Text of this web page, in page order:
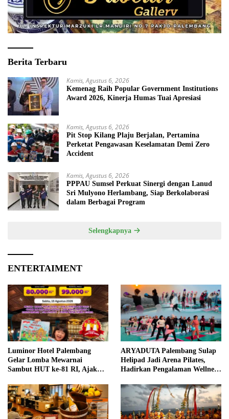
Berita Terbaru
Kamis, Agustus 6, 2026
Kemenag Raih Popular Government Institutions
Award 2026, Kinerja Humas Tuai Apresiasi
Kamis, Agustus 6, 2026
Pit Stop Kilang Plaju Berjalan, Pertamina
Perketat Pengawasan Keselamatan Demi Zero
Accident
Kamis, Agustus 6, 2026
PPPAU Sumsel Perkuat Sinergi dengan Lanud
Sri Mulyono Herlambang, Siap Berkolaborasi
dalam Berbagai Program
Selengkapnya
ENTERTAIMENT
Luminor Hotel Palembang
Gelar Lomba Mewarnai
Sambut HUT ke-81 RI, Ajak
ARYADUTA Palembang Sulap
Helipad Jadi Arena Pilates,
Hadirkan Pengalaman Wellness